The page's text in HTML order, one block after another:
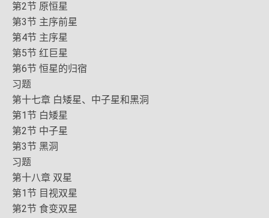
第2节 原恒星
第3节 主序前星
第4节 主序星
第5节 红巨星
第6节 恒星的归宿
习题
第十七章 白矮星、中子星和黑洞
第1节 白矮星
第2节 中子星
第3节 黑洞
习题
第十八章 双星
第1节 目视双星
第2节 食变双星